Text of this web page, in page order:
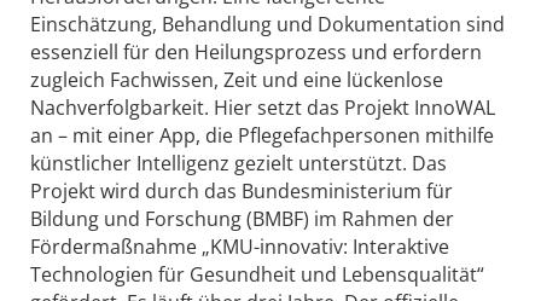
Einschätzung, Behandlung und Dokumentation sind
essenziell für den Heilungsprozess und erfordern
zugleich Fachwissen, Zeit und eine lückenlose
Nachverfolgbarkeit. Hier setzt das Projekt InnoWAL
an – mit einer App, die Pflegefachpersonen mithilfe
künstlicher Intelligenz gezielt unterstützt. Das
Projekt wird durch das Bundesministerium für
Bildung und Forschung (BMBF) im Rahmen der
Fördermaßnahme „KMU-innovativ: Interaktive
Technologien für Gesundheit und Lebensqualität“